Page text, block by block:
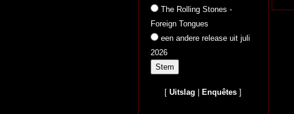
The Rolling Stones -
Foreign Tongues
een andere release uit juli
2026
[Uitslag Enquêtes ]